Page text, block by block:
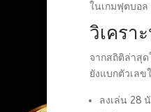
ในเกมฟุตบอล
วิเครา
จากสถิติล่าสุ
ยังแบกตัวเลข
ลงเล่น 28